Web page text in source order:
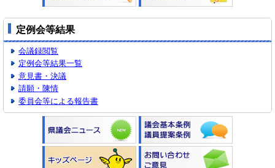
定例会等結果
会議録閲覧
定例会等結果一覧
意見書・決議
請願・陳情
委員会等による報告書